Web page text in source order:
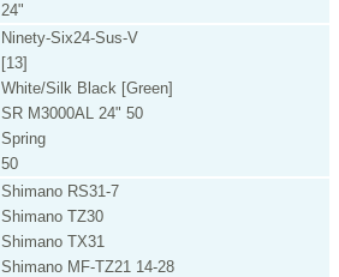
24"
Ninety-Six24-Sus-V
[13]
White/Silk Black [Green]
SR M3000AL 24" 50
Spring
50
Shimano RS31-7
Shimano TZ30
Shimano TX31
Shimano MF-TZ21 14-28